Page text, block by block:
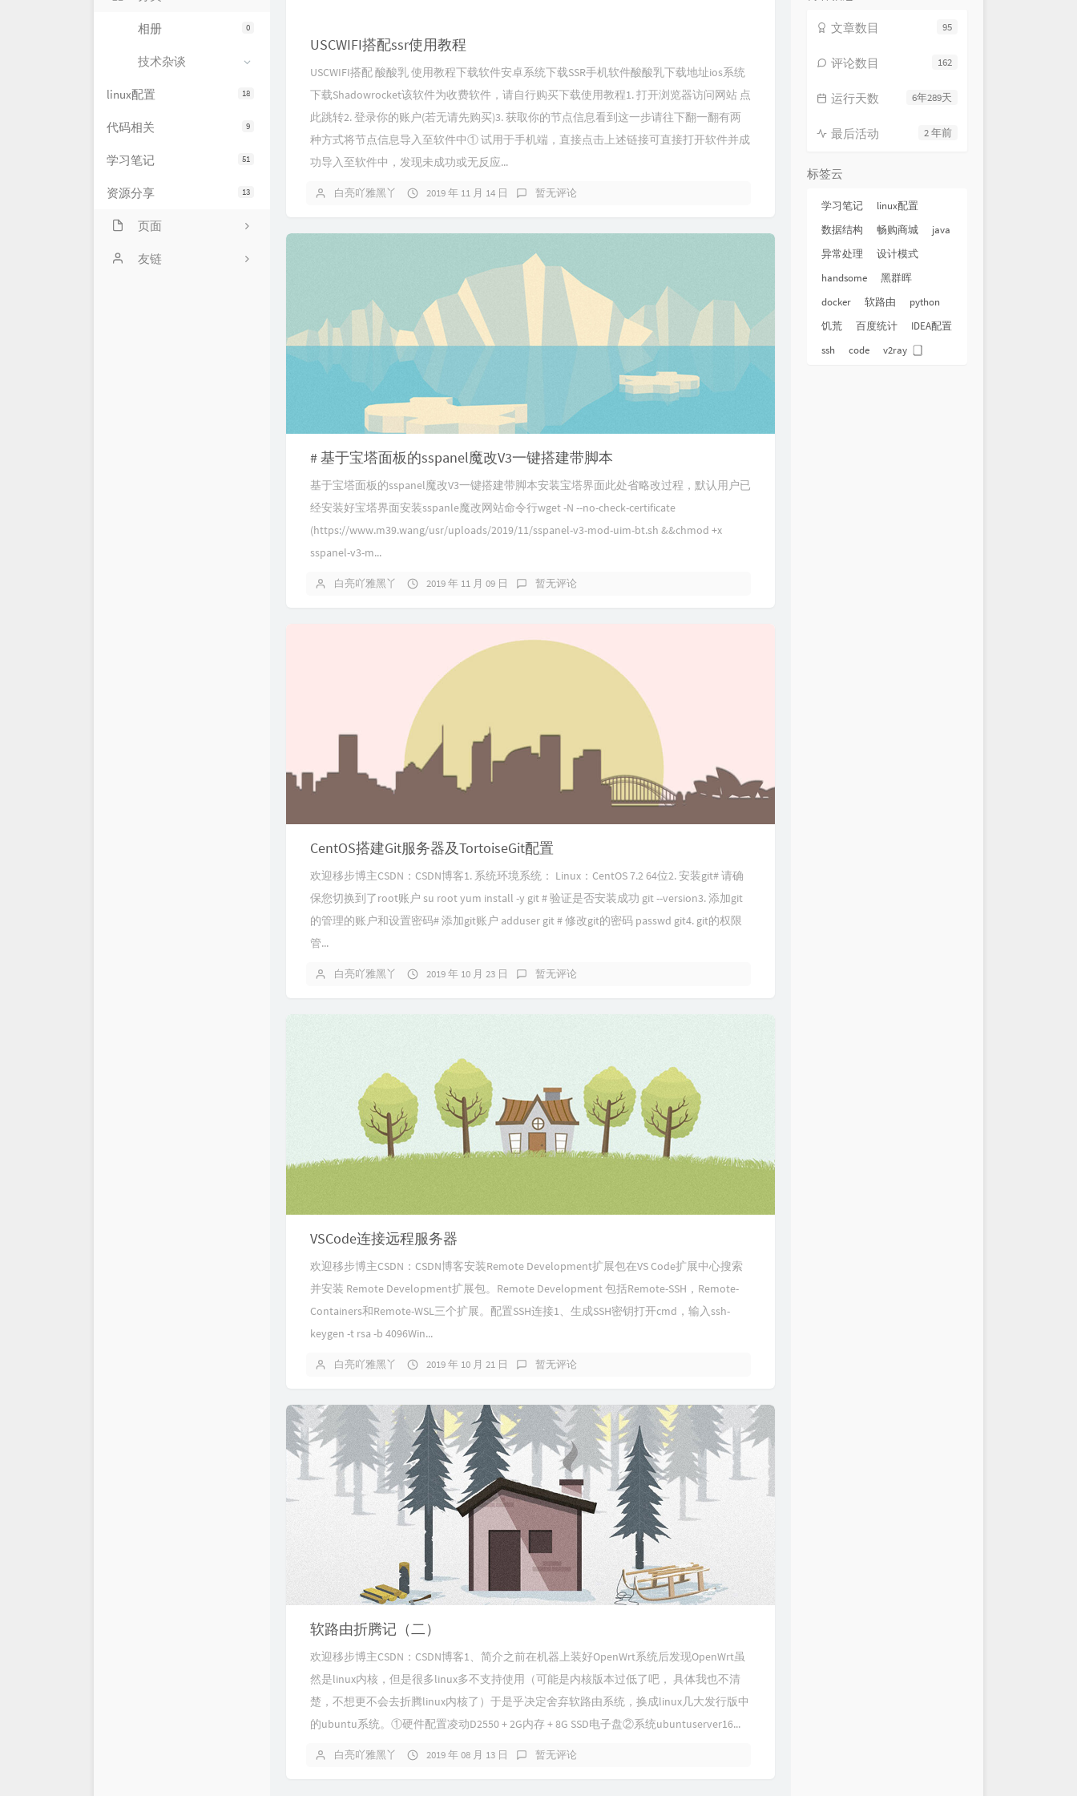
0
相册
技术杂谈
18
linux配置
9
代码相关
51
学习笔记
13
资源分享
页面
网站状态
友链
USCWIFI搭配ssr使用教程
USCWIFI搭配 酸酸乳 使用教程下载软件安卓系统下载SSR手机软件酸酸乳下载地址ios系统
下载Shadowrocket该软件为收费软件，请自行购买下载使用教程1. 打开浏览器访问网站 点
此跳转2. 登录你的账户(若无请先购买)3. 获取你的节点信息看到这一步请往下翻一翻有两
种方式将节点信息导入至软件中① 试用于手机端，直接点击上述链接可直接打开软件并成
功导入至软件中，发现未成功或无反应...
白亮吖雅黑丫 2019 年 11 月 14 日 暂无评论
# 基于宝塔面板的sspanel魔改V3一键搭建带脚本
基于宝塔面板的sspanel魔改V3一键搭建带脚本安装宝塔界面此处省略改过程，默认用户已
经安装好宝塔界面安装sspanle魔改网站命令行wget -N --no-check-certificate
(https://www.m39.wang/usr/uploads/2019/11/sspanel-v3-mod-uim-bt.sh &&chmod +x
sspanel-v3-m...
白亮吖雅黑丫 2019 年 11 月 09 日 暂无评论
CentOS搭建Git服务器及TortoiseGit配置
欢迎移步博主CSDN：CSDN博客1. 系统环境系统： Linux：CentOS 7.2 64位2. 安装git# 请确
保您切换到了root账户 su root yum install -y git # 验证是否安装成功 git --version3. 添加git
的管理的账户和设置密码# 添加git账户 adduser git # 修改git的密码 passwd git4. git的权限
管...
白亮吖雅黑丫 2019 年 10 月 23 日 暂无评论
VSCode连接远程服务器
欢迎移步博主CSDN：CSDN博客安装Remote Development扩展包在VS Code扩展中心搜索
并安装 Remote Development扩展包。Remote Development 包括Remote-SSH，Remote-
Containers和Remote-WSL三个扩展。配置SSH连接1、生成SSH密钥打开cmd，输入ssh-
keygen -t rsa -b 4096Win...
白亮吖雅黑丫 2019 年 10 月 21 日 暂无评论
软路由折腾记（二）
欢迎移步博主CSDN：CSDN博客1、简介之前在机器上装好OpenWrt系统后发现OpenWrt虽
然是linux内核，但是很多linux多不支持使用（可能是内核版本过低了吧， 具体我也不清
楚，不想更不会去折腾linux内核了）于是乎决定舍弃软路由系统，换成linux几大发行版中
的ubuntu系统。①硬件配置凌动D2550 + 2G内存 + 8G SSD电子盘②系统ubuntuserver16...
白亮吖雅黑丫 2019 年 08 月 13 日 暂无评论
95
文章数目
162
评论数目
6年289天
运行天数
2 年前
最后活动
标签云
学习笔记
linux配置
数据结构
畅购商城
java
异常处理
设计模式
handsome
黑群晖
docker
软路由
python
饥荒
百度统计
IDEA配置
ssh
code v2ray